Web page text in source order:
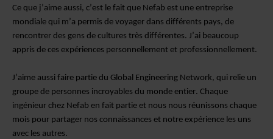
Ce que j’aime aussi, c’est le fait que Nefab est une entreprise
mondiale qui m’a permis de voyager dans différents pays, de
rencontrer des gens de cultures très différentes. J’ai beaucoup
appris de ces expériences personnellement et professionnellement.
J’aime aussi faire partie du Global Engineering Network, qui relie un
groupe de personnes incroyables du monde entier. Chaque
ingénieur chez Nefab en fait partie et nous nous réunissons chaque
mois pour partager nos connaissances et notre expérience les uns
avec les autres.